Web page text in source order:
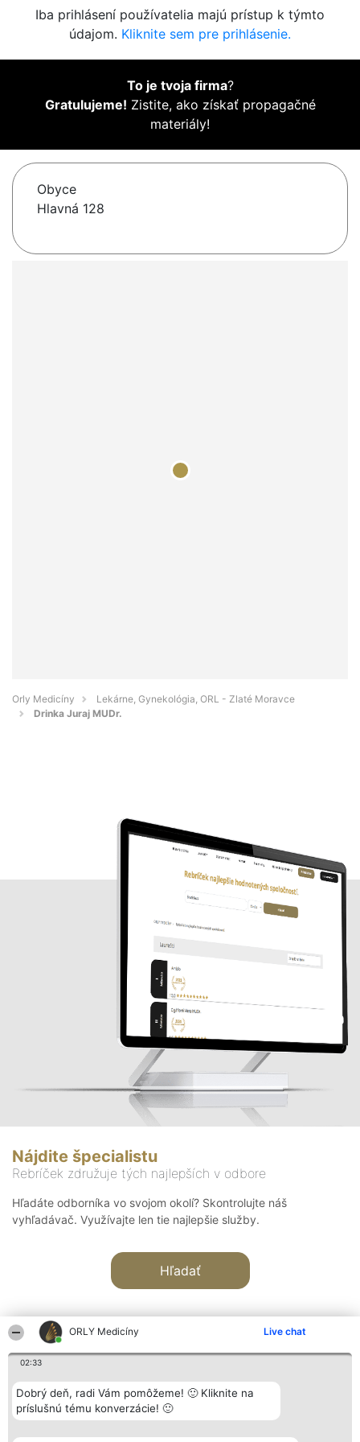
ORLY Medicíny Live chat
02:33
Dobrý deň, radi Vám pomôžeme! 🙂 Kliknite na
príslušnú tému konverzácie! 🙂
Iba prihlásení používatelia majú prístup k týmto
údajom. Kliknite sem pre prihlásenie.
To je tvoja firma?
Gratulujeme! Zistite, ako získať propagačné
materiály!
Obyce
Hlavná 128
Orly Medicíny
Lekárne, Gynekológia, ORL - Zlaté Moravce
Drinka Juraj MUDr.
Nájdite špecialistu
Rebríček združuje tých najlepších v odbore
Hľadáte odborníka vo svojom okolí? Skontrolujte náš
vyhľadávač. Využívajte len tie najlepšie služby.
Hľadať
Organizátor hodnotenia
Bright Side Solutions sp. z o.
o. sp. k.
Wrocław 50-079
Hodnotenie
Laureáti
Lista
Laureatów
Kontakt
Kontakt